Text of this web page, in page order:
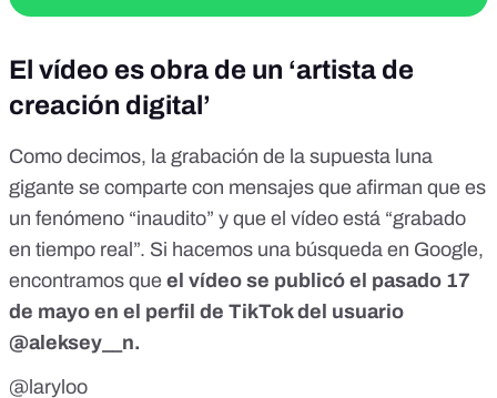
El vídeo es obra de un ‘artista de
creación digital’
Como decimos, la grabación de la supuesta luna
gigante se comparte con mensajes que afirman que es
un fenómeno “inaudito” y que el vídeo está “grabado
en tiempo real”. Si hacemos una búsqueda en Google,
encontramos que el vídeo se publicó el pasado 17
de mayo en el perfil de TikTok del usuario
@aleksey__n.
@laryloo